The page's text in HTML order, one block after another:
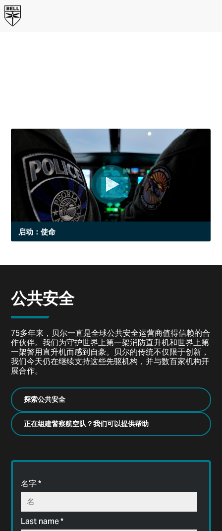
启动：使命
何利用空中力量，以速度和可见性强化警务使命。
公共安全
75多年来，贝尔一直是全球公共安全运营商值得信赖的合
作伙伴。我们为守护世界上第一架消防直升机和世界上第
一架警用直升机而感到自豪。贝尔的传统不仅限于创新，
我们今天仍在继续支持这些先驱机构，并与数百家机构开
展合作。
探索公共安全
正在组建警察航空队？我们可以提供帮助
名字*
Last name*